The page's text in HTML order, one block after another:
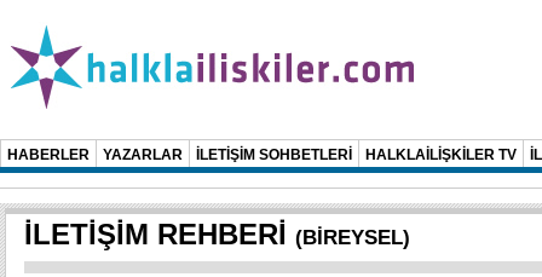
HABERLER YAZARLAR İLETİŞİM SOHBETLERİ HALKLAİLİŞKİLER TV
İLETİŞİM REHBERİ (BİREYSEL)